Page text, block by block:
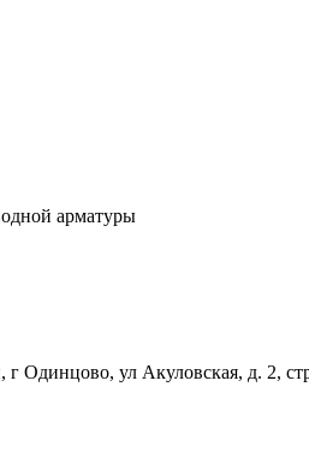
арматуры
Одинцово, ул Акуловская, д. 2,